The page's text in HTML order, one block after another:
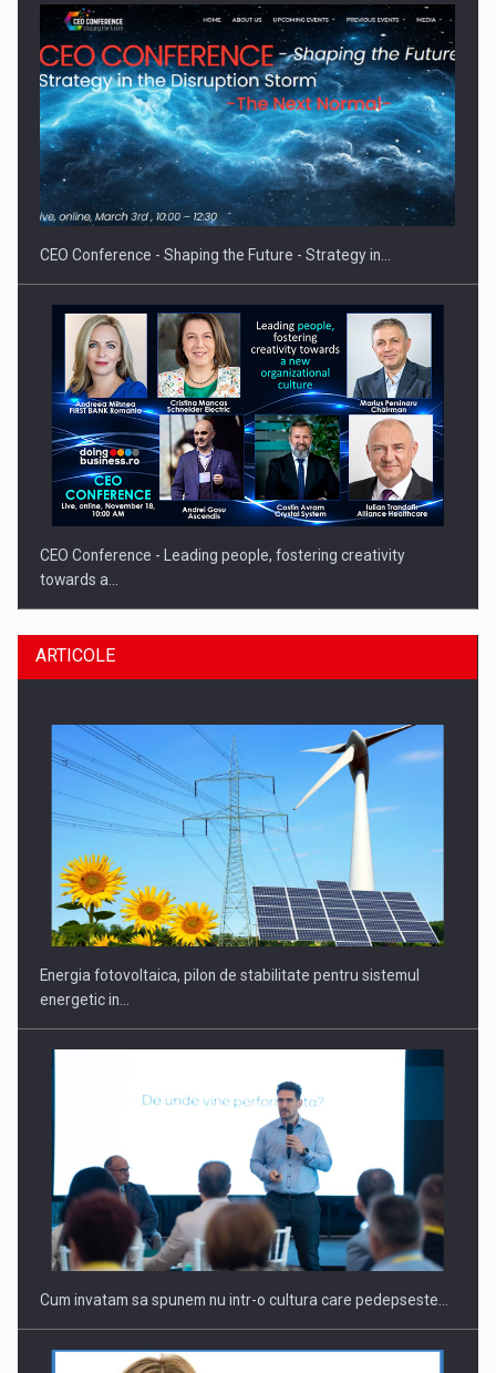
Hard Enduro Piatra Craiului 2026, fueled by benzinariile RO…
CEO Conference - Shaping the Future - Strategy in…
CEO Conference - Leading people, fostering creativity
towards a…
CEO Conference - Shaping The Future - Technology and…
Webinar - Business Evolution-RETHINK STRATEGY-Finantare
Investitii Digitalizare
ARTICOLE
Energia fotovoltaica, pilon de stabilitate pentru sistemul
energetic in…
Cum invatam sa spunem nu intr-o cultura care pedepseste…